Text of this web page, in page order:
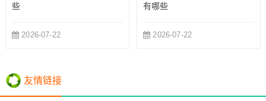
些
2026-07-22
有哪些
2026-07-22
友情链接